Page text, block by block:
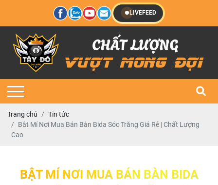
LIVEFEED
Trang chủ
Tin tức
Bật Mí Nơi Mua Bán Bàn Bida Sóc Trăng Giá Rẻ | Chất Lượng
Cao
BẬT MÍ NƠI MUA BÁN BÀN BIDA